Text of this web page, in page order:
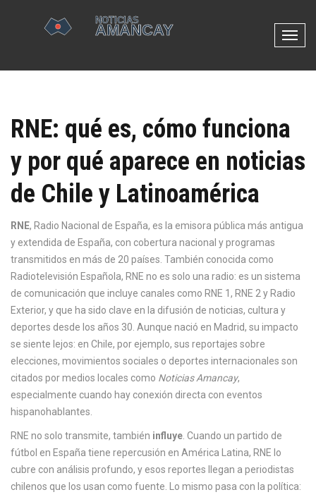
N
v
c
i
ó
e
l
a
c
RNE: qué es, cómo funciona
y por qué aparece en noticias
de Chile y Latinoamérica
RNE, Radio Nacional de España, es la emisora pública más antigua
y extendida de España, con cobertura nacional y programas
transmitidos en más de 20 países . También conocida como
Radiotelevisión Española, RNE no es solo una radio: es un sistema
de comunicación que incluye canales como RNE 1, RNE 2 y Radio
Exterior, y que ha sido clave en la difusión de noticias, cultura y
deportes desde los años 30. Aunque nació en Madrid, su impacto
se siente lejos: en Chile, por ejemplo, sus reportajes sobre
elecciones, movimientos sociales o deportes internacionales son
citados por medios locales como Noticias Amancay,
especialmente cuando hay conexión directa con eventos
hispanohablantes.
RNE no solo transmite, también influye . Cuando un partido de
fútbol en España tiene repercusión en América Latina, RNE lo
cubre con análisis profundo, y esos reportes llegan a periodistas
chilenos que los usan como fuente. Lo mismo pasa con la política: